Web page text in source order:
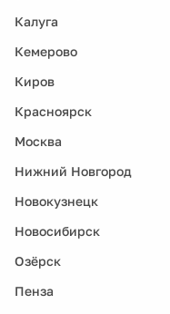
Калуга
Кемерово
Киров
Красноярск
Москва
Нижний Новгород
Новокузнецк
Новосибирск
Озёрск
Пенза